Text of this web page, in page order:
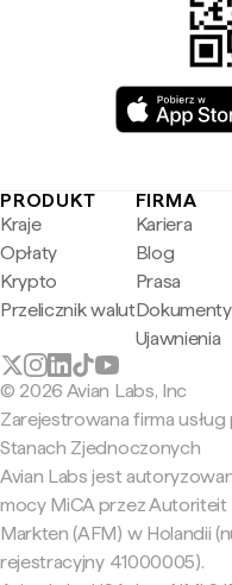
PRODUKT
Kraje
Opłaty
Krypto
Przelicznik walut
FIRMA
Kariera
Blog
Prasa
Ujawnienia
© 2026 Avian Labs, Inc
Zarejestrowana firma
Stanach Zjednoczonych
Avian Labs jest
mocy MiCA przez Autoriteit
Markten (AFM) w Holandii
rejestracyjny 41000005).